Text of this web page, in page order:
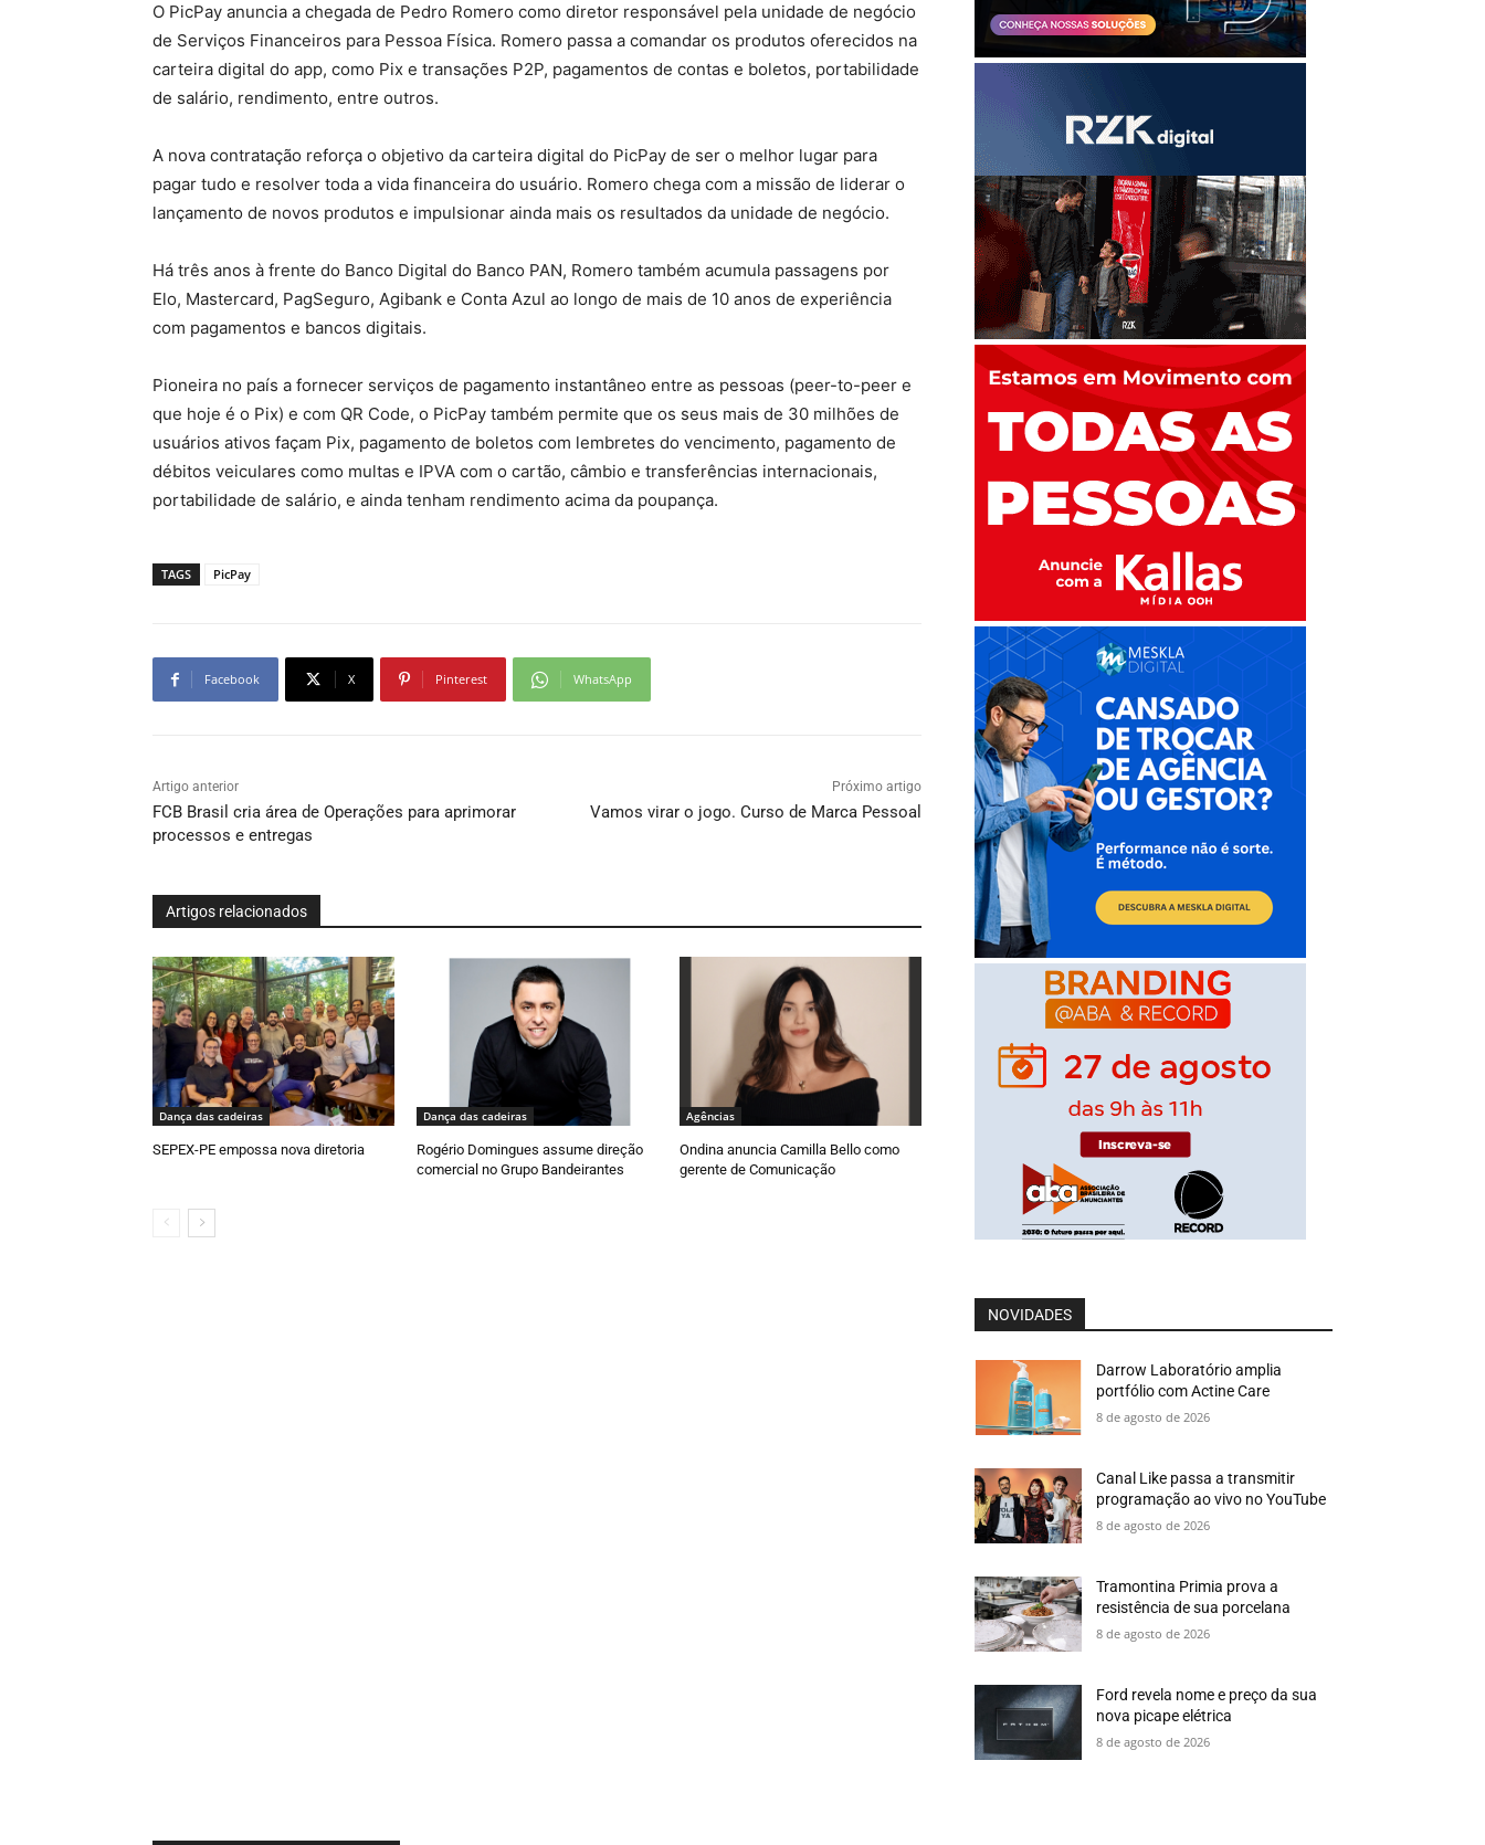
O PicPay anuncia a chegada de Pedro Romero como diretor responsável pela unidade de negócio
de Serviços Financeiros para Pessoa Física. Romero passa a comandar os produtos oferecidos na
carteira digital do app, como Pix e transações P2P, pagamentos de contas e boletos, portabilidade
de salário, rendimento, entre outros.
A nova contratação reforça o objetivo da carteira digital do PicPay de ser o melhor lugar para
pagar tudo e resolver toda a vida financeira do usuário. Romero chega com a missão de liderar o
lançamento de novos produtos e impulsionar ainda mais os resultados da unidade de negócio.
Há três anos à frente do Banco Digital do Banco PAN, Romero também acumula passagens por
Elo, Mastercard, PagSeguro, Agibank e Conta Azul ao longo de mais de 10 anos de experiência
com pagamentos e bancos digitais.
Pioneira no país a fornecer serviços de pagamento instantâneo entre as pessoas (peer-to-peer e
que hoje é o Pix) e com QR Code, o PicPay também permite que os seus mais de 30 milhões de
usuários ativos façam Pix, pagamento de boletos com lembretes do vencimento, pagamento de
débitos veiculares como multas e IPVA com o cartão, câmbio e transferências internacionais,
portabilidade de salário, e ainda tenham rendimento acima da poupança.
TAGS PicPay
Facebook X Pinterest WhatsApp
Artigo anterior
FCB Brasil cria área de Operações para aprimorar
processos e entregas
Próximo artigo
Vamos virar o jogo. Curso de Marca Pessoal
Artigos relacionados
Dança das cadeiras
SEPEX-PE empossa nova diretoria
Dança das cadeiras
Rogério Domingues assume direção
comercial no Grupo Bandeirantes
Agências
Ondina anuncia Camilla Bello como
gerente de Comunicação
NOVIDADES
Darrow Laboratório amplia
portfólio com Actine Care
8 de agosto de 2026
Canal Like passa a transmitir
programação ao vivo no YouTube
8 de agosto de 2026
Tramontina Primia prova a
resistência de sua porcelana
8 de agosto de 2026
Ford revela nome e preço da sua
nova picape elétrica
8 de agosto de 2026